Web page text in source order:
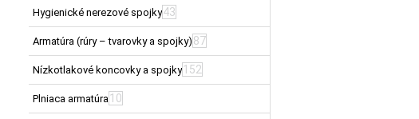
Hygienické nerezové spojky43
Armatúra (rúry – tvarovky a spojky) 87
Nízkotlakové koncovky a spojky 152
Plniaca armatúra 10